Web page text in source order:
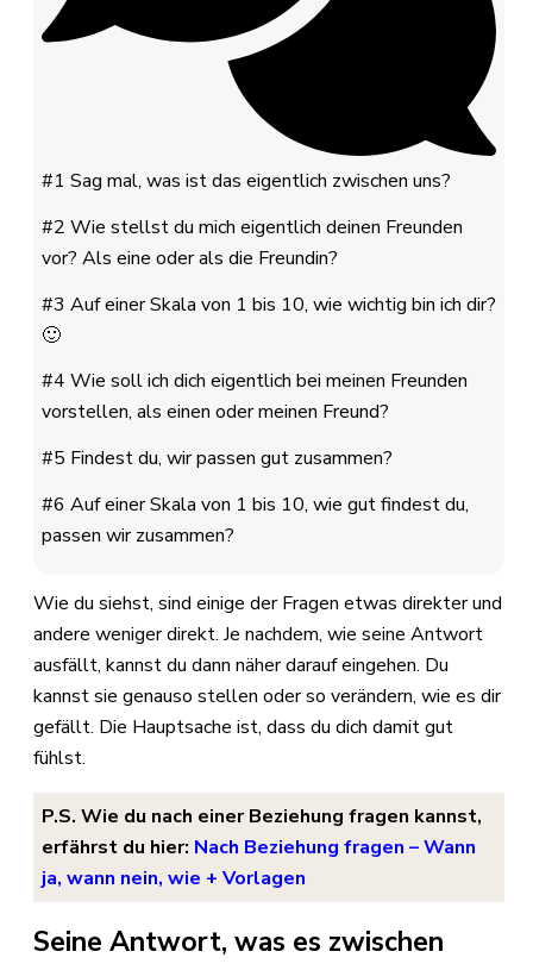
#1 Sag mal, was ist das eigentlich zwischen uns?
#2 Wie stellst du mich eigentlich deinen Freunden
vor? Als eine oder als die Freundin?
#3 Auf einer Skala von 1 bis 10, wie wichtig bin ich dir?
🙂
#4 Wie soll ich dich eigentlich bei meinen Freunden
vorstellen, als einen oder meinen Freund?
#5 Findest du, wir passen gut zusammen?
#6 Auf einer Skala von 1 bis 10, wie gut findest du,
passen wir zusammen?
Wie du siehst, sind einige der Fragen etwas direkter und
andere weniger direkt. Je nachdem, wie seine Antwort
ausfällt, kannst du dann näher darauf eingehen. Du
kannst sie genauso stellen oder so verändern, wie es dir
gefällt. Die Hauptsache ist, dass du dich damit gut
fühlst.
P.S. Wie du nach einer Beziehung fragen kannst,
erfährst du hier: Nach Beziehung fragen – Wann
ja, wann nein, wie + Vorlagen
Seine Antwort, was es zwischen